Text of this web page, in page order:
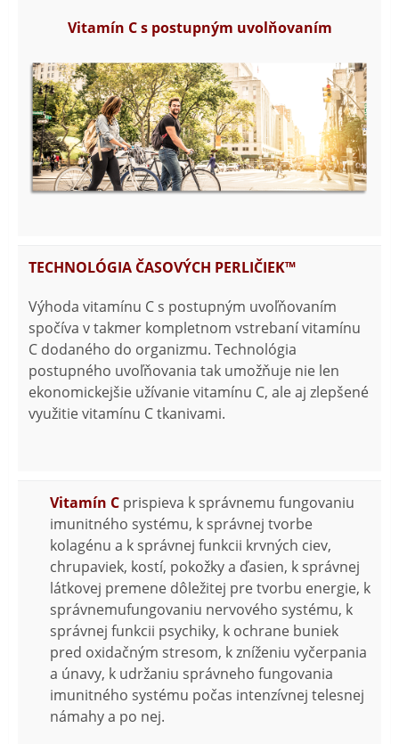
Vitamín C s postupným uvolňovaním
TECHNOLÓGIA ČASOVÝCH PERLIČIEK™
Výhoda vitamínu C s postupným uvoľňovaním
spočíva v takmer kompletnom vstrebaní vitamínu
C dodaného do organizmu. Technológia
postupného uvoľňovania tak umožňuje nie len
ekonomickejšie užívanie vitamínu C, ale aj zlepšené
využitie vitamínu C tkanivami.
Vitamín C prispieva k správnemu fungovaniu
imunitného systému, k správnej tvorbe
kolagénu a k správnej funkcii krvných ciev,
chrupaviek, kostí, pokožky a ďasien, k správnej
látkovej premene dôležitej pre tvorbu energie, k
správnemufungovaniu nervového systému, k
správnej funkcii psychiky, k ochrane buniek
pred oxidačným stresom, k zníženiu vyčerpania
a únavy, k udržaniu správneho fungovania
imunitného systému počas intenzívnej telesnej
námahy a po nej.